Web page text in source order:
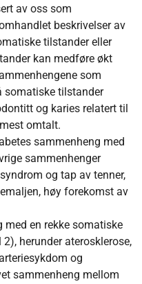
av oss som
beskrivelser av
tilstander eller
kan medføre økt
som
somatiske tilstander
og karies relatert til
omtalt.
sammenheng med
sammenhenger
og tap av tenner,
høy forekomst av
med en rekke somatiske
herunder aterosklerose,
og
sammenheng mellom